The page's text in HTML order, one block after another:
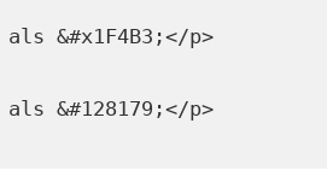
&#x1F4B3;</p>
&#128179;</p>